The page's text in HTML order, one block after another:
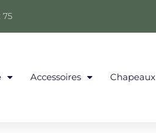
75
Accessoires Chapeaux